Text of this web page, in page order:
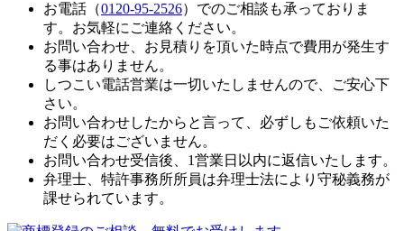
お電話（0120-95-2526）でのご相談も承っておりま
す。お気軽にご連絡ください。
お問い合わせ、お見積りを頂いた時点で費用が発生す
る事はありません。
しつこい電話営業は一切いたしませんので、ご安心下
さい。
お問い合わせしたからと言って、必ずしもご依頼いた
だく必要はございません。
お問い合わせ受信後、1営業日以内に返信いたします。
弁理士、特許事務所所員は弁理士法により守秘義務が
課せられています。